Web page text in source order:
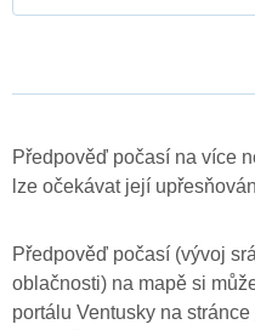
Předpověď počasí na více
lze očekávat její
Předpověď počasí (vývoj
oblačnosti) na mapě si
portálu Ventusky na stránce